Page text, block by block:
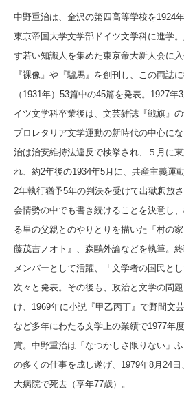
中野重治は、金沢の第四高等学校を1924
東京帝国大学文学部ドイツ文学科に進学
す若い知識人を集めた東京帝大新人会に
『裸像』や『驢馬』を創刊し、この両誌
（1931年）53篇中の45篇を発表。1927
イツ文学科卒業後は、文芸雑誌 『戦旗』
プロレタリア文学運動の新時代の中心に
治は治安維持法違反で検挙され、５月に
れ、約2年後の1934年5月に、 共産主義運
2年執行猶予5年の判決を受けて出獄釈放
会情勢の中でも書き続けることを決意し
る里の父親とのやりとりを描いた「村の
藤茂吉ノオト』、森鷗外論などを執筆。
メンバーとして活躍、「文学者の国民と
次々と発表。その後も、政治と文学の問
け、1969年に小説『甲乙丙丁』で野間文
など多年にわたる文学上の業績で1977年
賞。 中野重治は「なつかしさ限りない」
の多くの仕事を成し遂げ、1979年8月24
大病院で死去（享年77歳）。